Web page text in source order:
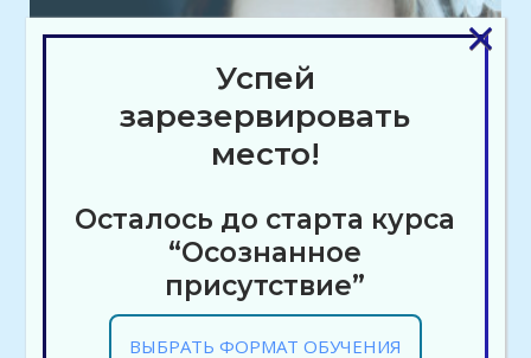
Успей
зарезервировать
место!
Осталось до старта курса
“Осознанное
присутствие”
ВЫБРАТЬ ФОРМАТ ОБУЧЕНИЯ
×